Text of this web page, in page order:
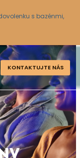
s bazénmi,
KONTAKTUJTE NÁS